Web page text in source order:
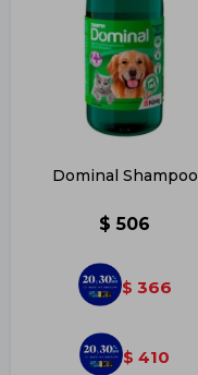
Dominal Shampoo
$ 506
$ 366
$ 410